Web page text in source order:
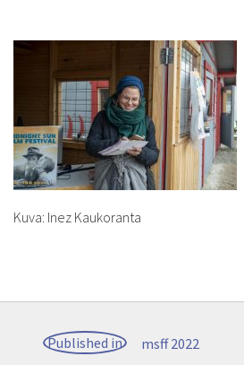
Kuva: Inez Kaukoranta
Post
Published in msff 2022